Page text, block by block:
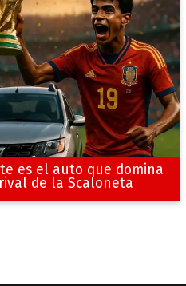
es el auto que domina
de la Scaloneta